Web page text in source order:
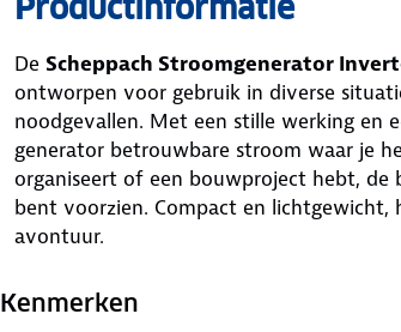
Productinformatie
De Scheppach Stroomgenerator
ontworpen voor gebruik in diverse
noodgevallen. Met een stille werking en
generator betrouwbare stroom waar je
organiseert of een bouwproject hebt,
bent voorzien. Compact en
avontuur.
Inverter technologie:
Kenmerken